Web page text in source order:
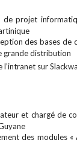
de projet
des bases de
grande distribution
l’intranet sur
et chargé de
des modules